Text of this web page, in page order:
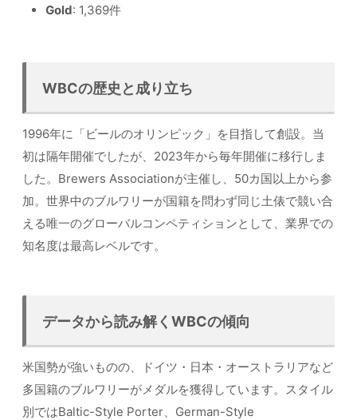
Gold: 1,369件
WBCの歴史と成り立ち
1996年に「ビールのオリンピック」を目指して創設。当
初は隔年開催でしたが、2023年から毎年開催に移行しま
した。Brewers Associationが主催し、50カ国以上から参
加。世界中のブルワリーが国籍を問わず同じ土俵で競い合
える唯一のグローバルコンペティションとして、業界での
知名度は最高レベルです。
データから読み解くWBCの傾向
米国勢が強いものの、ドイツ・日本・オーストラリアなど
多国籍のブルワリーがメダルを獲得しています。スタイル
別ではBaltic-Style Porter、German-Style